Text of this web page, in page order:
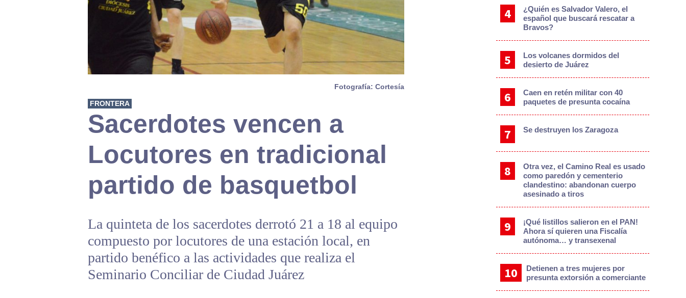
Fotografía: Cortesía
FRONTERA
Sacerdotes vencen a
Locutores en tradicional
partido de basquetbol
La quinteta de los sacerdotes derrotó 21 a 18 al equipo
compuesto por locutores de una estación local, en
partido benéfico a las actividades que realiza el
Seminario Conciliar de Ciudad Juárez
¿Quién es Salvador Valero, el
español que buscará rescatar a
Bravos?
Los volcanes dormidos del
desierto de Juárez
Caen en retén militar con 40
paquetes de presunta cocaína
Se destruyen los Zaragoza
Otra vez, el Camino Real es usado
como paredón y cementerio
clandestino: abandonan cuerpo
asesinado a tiros
¡Qué listillos salieron en el PAN!
Ahora sí quieren una Fiscalía
autónoma… y transexenal
Detienen a tres mujeres por
presunta extorsión a comerciante